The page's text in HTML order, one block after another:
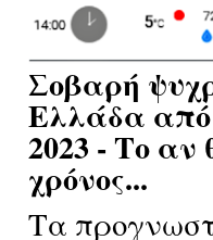
Σοβαρή
Ελλάδα από
2023 - Το αν
χρόνος...
Τα